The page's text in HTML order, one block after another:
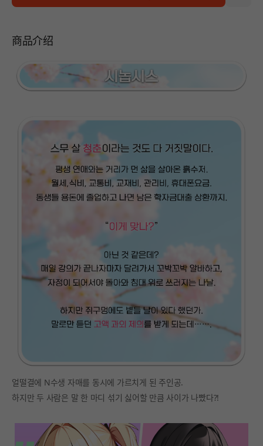
商品介绍
얼떨결에 N수생 자매를 동시에 가르치게 된 주인공.
하지만 두 사람은 말 한 마디 섞기 싫어할 만큼 사이가 나빴다?!